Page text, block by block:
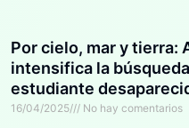
Por cielo, mar y tierra:
intensifica la
estudiante
16/04/2025 No hay comentarios